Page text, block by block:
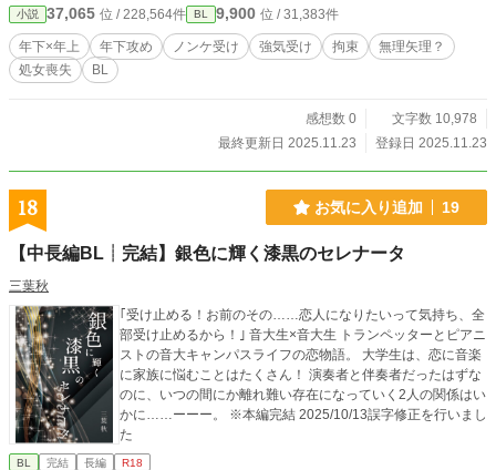
小説 37,065 位 / 228,564件 BL 9,900 位 / 31,383件
年下×年上 年下攻め ノンケ受け 強気受け 拘束
無理矢理？
処女喪失
BL
感想数 0
文字数 10,978
最終更新日 2025.11.23
登録日 2025.11.23
18 お気に入り追加 19
【中長編BL┊︎完結】銀色に輝く漆黒のセレナータ
三葉秋
｢受け止める！お前のその……恋人になりたいって気持ち、全
部受け止めるから！｣ 音大生×音大生 トランペッターとピアニ
ストの音大キャンパスライフの恋物語。 大学生は、恋に音楽
に家族に悩むことはたくさん！ 演奏者と伴奏者だったはずな
のに、いつの間にか離れ難い存在になっていく2人の関係はい
かに……ーーー。 ※本編完結 2025/10/13誤字修正を行いまし
た
BL 完結 長編 R18